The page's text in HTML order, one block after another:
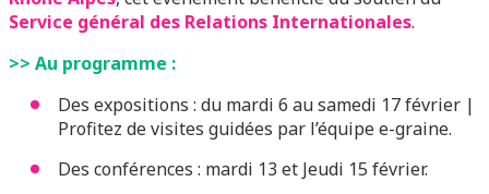
Service général des Relations Internationales.
>> Au programme :
Des expositions : du mardi 6 au samedi 17 février |
Profitez de visites guidées par l’équipe e-graine.
Des conférences : mardi 13 et Jeudi 15 février.